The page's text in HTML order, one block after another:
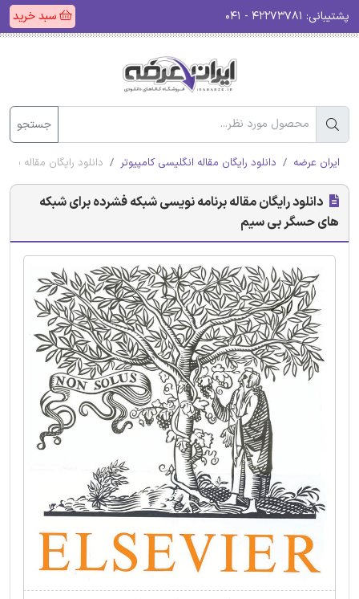
پشتیبانی: سبد خرید
جستجو
ایران عرضه دانلود رایگان مقاله انگلیسی کامپیوتر دانلود رایگان مقاله
دانلود رایگان مقاله برنامه نویسی شبکه فشرده برای شبکه
های حسگر بی سیم